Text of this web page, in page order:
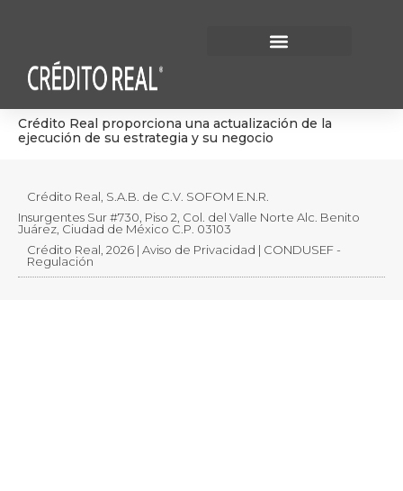
Crédito Real proporciona una actualización de la
ejecución de su estrategia y su negocio
Crédito Real, S.A.B. de C.V. SOFOM E.N.R.
Insurgentes Sur #730, Piso 2, Col. del Valle Norte Alc. Benito
Juárez, Ciudad de México C.P. 03103
Crédito Real, 2026 | Aviso de Privacidad | CONDUSEF -
Regulación